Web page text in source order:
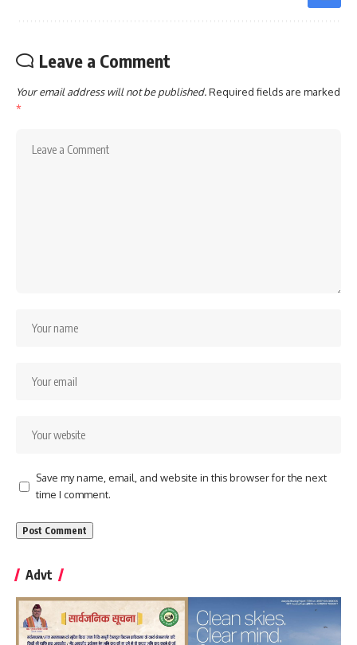
Leave a Comment
Your email address will not be published.Required fields are marked
*
Save my name, email, and website in this browser for the next
time I comment.
Advt